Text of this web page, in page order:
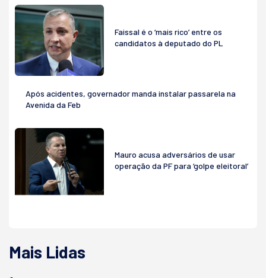
Faissal é o ‘mais rico’ entre os
candidatos à deputado do PL
Após acidentes, governador manda instalar passarela na
Avenida da Feb
Mauro acusa adversários de usar
operação da PF para ‘golpe eleitoral’
Mais Lidas